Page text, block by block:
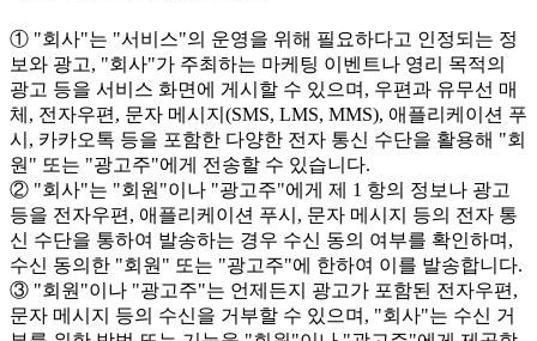
① "회사"는 "서비스"의 운영을 위해 필요하다고 인정되는 정
보와 광고, "회사"가 주최하는 마케팅 이벤트나 영리 목적의
광고 등을 서비스 화면에 게시할 수 있으며, 우편과 유무선 매
체, 전자우편, 문자 메시지(SMS, LMS, MMS), 애플리케이션 푸
시, 카카오톡 등을 포함한 다양한 전자 통신 수단을 활용해 "회
원" 또는 "광고주"에게 전송할 수 있습니다.
② "회사"는 "회원"이나 "광고주"에게 제 1 항의 정보나 광고
등을 전자우편, 애플리케이션 푸시, 문자 메시지 등의 전자 통
신 수단을 통하여 발송하는 경우 수신 동의 여부를 확인하며,
수신 동의한 "회원" 또는 "광고주"에 한하여 이를 발송합니다.
③ "회원"이나 "광고주"는 언제든지 광고가 포함된 전자우편,
문자 메시지 등의 수신을 거부할 수 있으며, "회사"는 수신 거